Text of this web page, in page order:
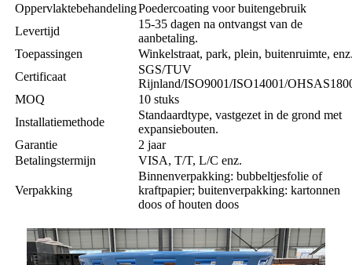
OppervlaktebehandelingPoedercoating voor buitengebruik
Levertijd
15-35 dagen na ontvangst van de
aanbetaling.
Toepassingen
Winkelstraat, park, plein, buitenruimte,
Certificaat
SGS/TUV
Rijnland/ISO9001/ISO14001/
MOQ
10 stuks
Installatiemethode
Standaardtype, vastgezet in de grond met
expansiebouten.
Garantie
2 jaar
Betalingstermijn
VISA, T/T, L/C enz.
Verpakking
Binnenverpakking: bubbeltjesfolie of
kraftpapier; buitenverpakking: kartonnen
doos of houten doos